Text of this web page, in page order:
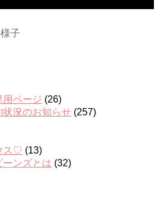
子
ページ (26)
状況のお知らせ (257)
ス♡ (13)
ンズとは (32)